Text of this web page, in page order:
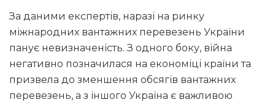
За даними експертів, наразі на ринку
міжнародних вантажних перевезень України
панує невизначеність. З одного боку, війна
негативно позначилася на економіці країни та
призвела до зменшення обсягів вантажних
перевезень, а з іншого Україна є важливою